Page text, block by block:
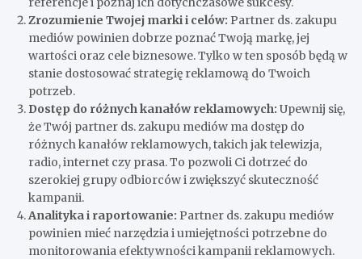
Zrozumienie Twojej marki i celów: Partner ds. zakupu
mediów powinien dobrze poznać Twoją markę, jej
wartości oraz cele biznesowe. Tylko w ten sposób będą w
stanie dostosować strategię reklamową do Twoich
potrzeb.
Dostęp do różnych kanałów reklamowych: Upewnij się,
że Twój partner ds. zakupu mediów ma dostęp do
różnych kanałów reklamowych, takich jak telewizja,
radio, internet czy prasa. To pozwoli Ci dotrzeć do
szerokiej grupy odbiorców i zwiększyć skuteczność
kampanii.
Analityka i raportowanie: Partner ds. zakupu mediów
powinien mieć narzędzia i umiejętności potrzebne do
monitorowania efektywności kampanii reklamowych.